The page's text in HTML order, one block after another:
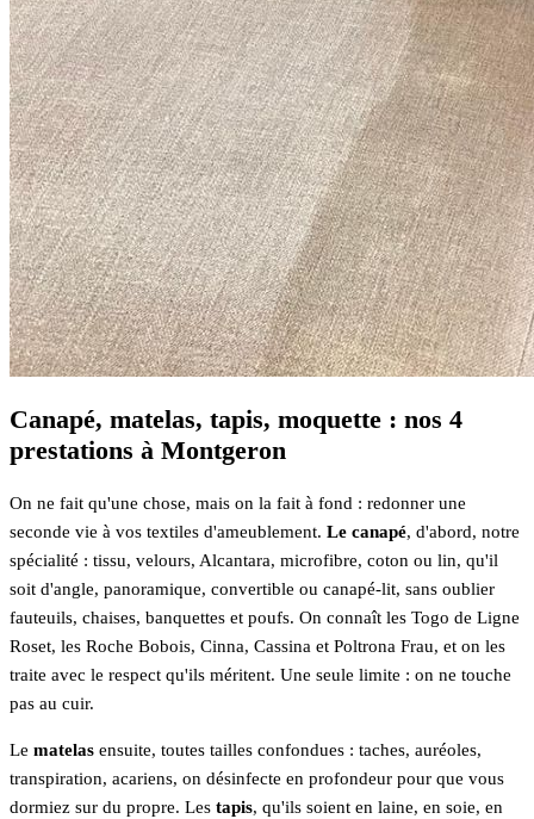
Canapé, matelas, tapis, moquette : nos 4
prestations à Montgeron
On ne fait qu'une chose, mais on la fait à fond : redonner une
seconde vie à vos textiles d'ameublement. Le canapé, d'abord, notre
spécialité : tissu, velours, Alcantara, microfibre, coton ou lin, qu'il
soit d'angle, panoramique, convertible ou canapé-lit, sans oublier
fauteuils, chaises, banquettes et poufs. On connaît les Togo de Ligne
Roset, les Roche Bobois, Cinna, Cassina et Poltrona Frau, et on les
traite avec le respect qu'ils méritent. Une seule limite : on ne touche
pas au cuir.
Le matelas ensuite, toutes tailles confondues : taches, auréoles,
transpiration, acariens, on désinfecte en profondeur pour que vous
dormiez sur du propre. Les tapis, qu'ils soient en laine, en soie, en